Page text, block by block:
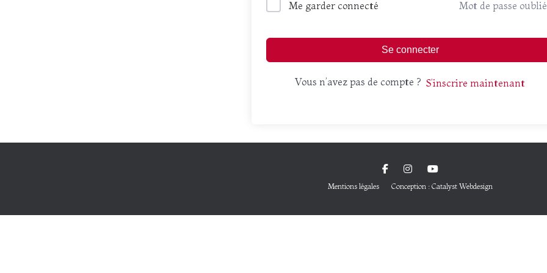
Me garder connecté Mot de passe
Se connecter
Vous n’avez pas de compte ? S’inscrire maintenant
Mentions légales Conception : Catalyst Webdesign